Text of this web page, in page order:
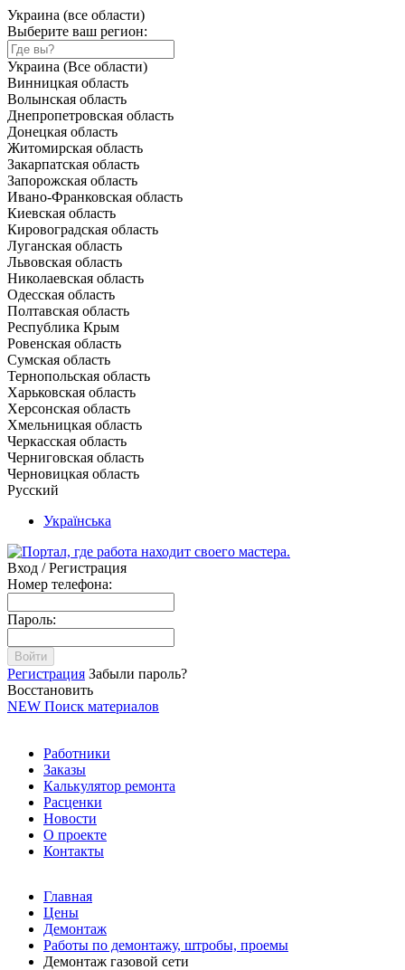
Украина (все области)
Выберите ваш регион:
Украина (Все области)
Винницкая область
Волынская область
Днепропетровская область
Донецкая область
Житомирская область
Закарпатская область
Запорожская область
Ивано-Франковская область
Киевская область
Кировоградская область
Луганская область
Львовская область
Николаевская область
Одесская область
Полтавская область
Республика Крым
Ровенская область
Сумская область
Тернопольская область
Харьковская область
Херсонская область
Хмельницкая область
Черкасская область
Черниговская область
Черновицкая область
Русский
Українська
Вход / Регистрация
Номер телефона:
Пароль:
Войти
Регистрация Забыли пароль?
Восстановить
NEW Поиск материалов
Работники
Заказы
Калькулятор ремонта
Расценки
Новости
О проекте
Контакты
Главная
Цены
Демонтаж
Работы по демонтажу, штробы, проемы
Демонтаж газовой сети